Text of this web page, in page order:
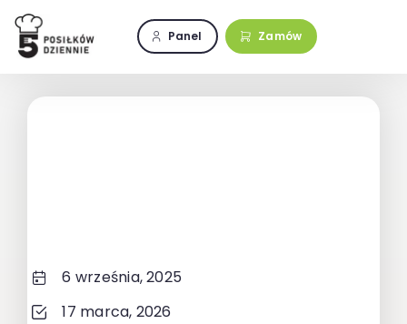
Przejdź
zawartości
Panel Zamów
6 września, 2025
17 marca, 2026